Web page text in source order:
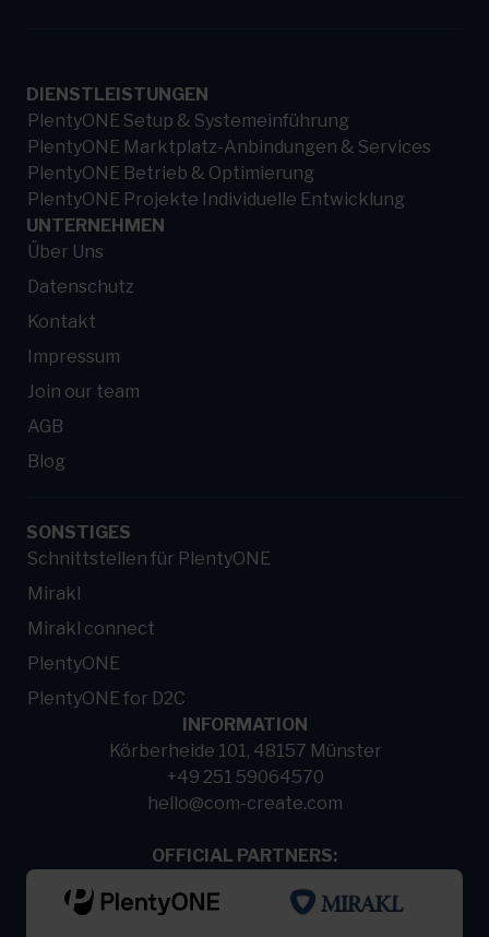
DIENSTLEISTUNGEN
PlentyONE Setup & Systemeinführung
PlentyONE Marktplatz-Anbindungen & Services
PlentyONE Betrieb & Optimierung
PlentyONE Projekte Individuelle Entwicklung
UNTERNEHMEN
Über Uns
Datenschutz
Kontakt
Impressum
Join our team
AGB
Blog
SONSTIGES
Schnittstellen für PlentyONE
Mirakl
Mirakl connect
PlentyONE
PlentyONE for D2C
INFORMATION
Körberheide 101, 48157 Münster
+49 251 59064570
hello@com-create.com
OFFICIAL PARTNERS: